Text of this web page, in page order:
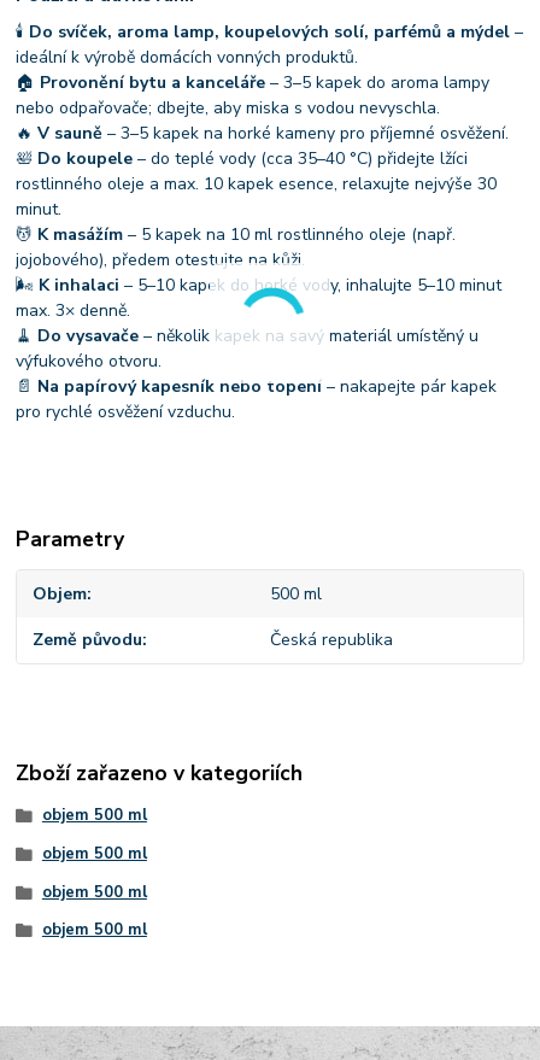
🕯 Do svíček, aroma lamp, koupelových solí, parfémů a mýdel –
ideální k výrobě domácích vonných produktů.
🏠 Provonění bytu a kanceláře – 3–5 kapek do aroma lampy
nebo odpařovače; dbejte, aby miska s vodou nevyschla.
🔥V sauně – 3–5 kapek na horké kameny pro příjemné osvěžení.
🛀 Do koupele – do teplé vody (cca 35–40 °C) přidejte lžíci
rostlinného oleje a max. 10 kapek esence, relaxujte nejvýše 30
minut.
💆 K masážím – 5 kapek na 10 ml rostlinného oleje (např.
jojobového), předem otestujte na kůži.
🌬 K inhalaci – 5–10 kapek do horké vody, inhalujte 5–10 minut
max. 3× denně.
🧹 Do vysavače – několik kapek na savý materiál umístěný u
výfukového otvoru.
📄 Na papírový kapesník nebo topení – nakapejte pár kapek
pro rychlé osvěžení vzduchu.
Parametry
Objem 500 ml
Země původu Česká republika
Zboží zařazeno v kategoriích
objem 500 ml
objem 500 ml
objem 500 ml
objem 500 ml